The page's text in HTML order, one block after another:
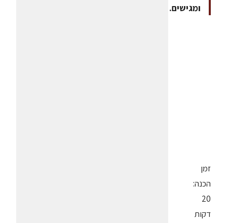
ומגישים.
זמן
הכנה:
20
דקות